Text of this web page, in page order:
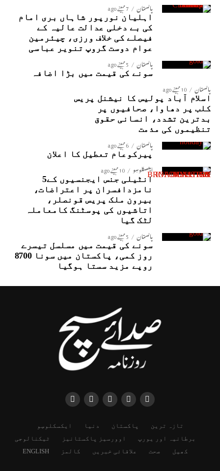
پاکستان 7 مہینے ago
اہلیان نورپور شاہاں بری امام
کی بے دخلی عدالت عالیہ کے
فیصلے کی خلاف ورزی، چیئرمین
عوام دوست گروپ تنویر عباسی
پاکستان 5 مہینے ago
سونے کی قیمت میں بڑا اضافہ
پاکستان 10 مہینے ago
اسلام آباد پولیس کا نیشنل پریس
کلب پر دھاوا، صحافیوں پر
بدترین تشدد، انسانی حقوق
تنظیموں کی مذمت
پاکستان 6 مہینے ago
پیرکوعام تعطیل کا اعلان
ایکسکلوسِو 10 مہینے ago
انٹیلی جنس ایجنسیوں کے5
نامزدافسران پر اعتراضات،
بیرون ملک پریس قونصلر،
اتاشیوں کی پوسٹنگ کامعاملہ
لٹک گیا
پاکستان 5 مہینے ago
سونے کی قیمت میں مسلسل تیسرے
روز کمی، پاکستان میں سونا 8700
روپے مزید سستا ہوگیا
تازہ ترین پاکستان دنیا
ایکسکلوسِو
برطانیہ اور یورپ
اوورسیز پاکستانیز
ٹیکنالوجی
کھیل
صحت علاقائی خبریں کالمز ENGLISH